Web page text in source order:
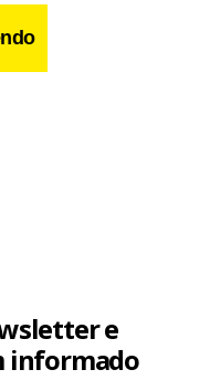
do Governo”, disse
e
informado